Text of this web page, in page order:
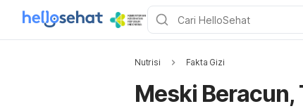
Nutrisi Fakta Gizi
Meski Beracun,